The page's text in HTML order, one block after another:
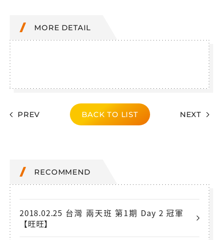
MORE DETAIL
PREV BACK TO LIST NEXT
RECOMMEND
2018.02.25 台灣 兩天班 第1期 Day 2 冠軍
【旺旺】